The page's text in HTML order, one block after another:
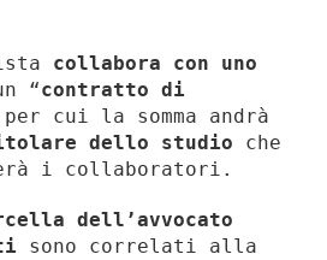
collabora con uno
“contratto di
cui la somma andrà
dello studio che
i collaboratori.
dell’avvocato
sono correlati alla